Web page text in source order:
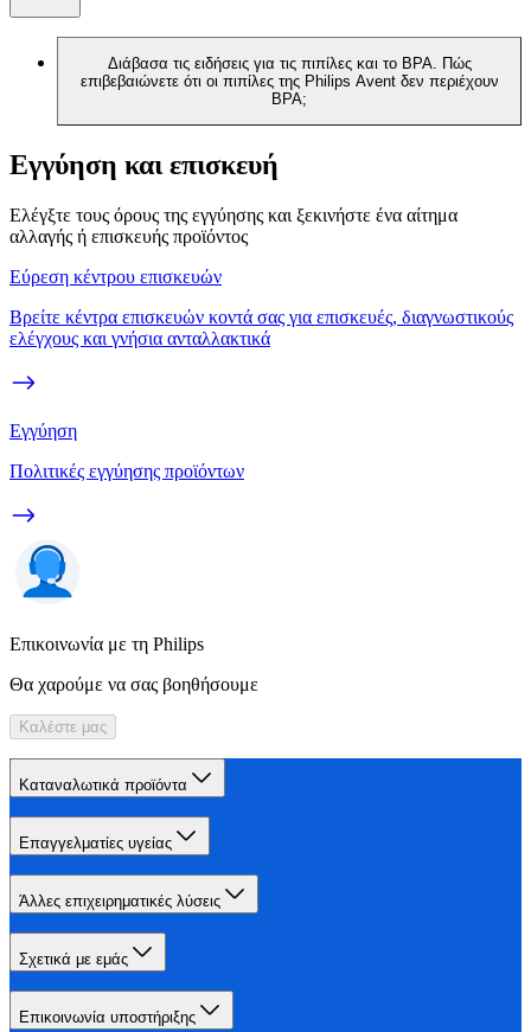
Διάβασα τις ειδήσεις για τις πιπίλες και το BPA. Πώς
επιβεβαιώνετε ότι οι πιπίλες της Philips Avent δεν περιέχουν
BPA;
Εγγύηση και επισκευή
Ελέγξτε τους όρους της εγγύησης και ξεκινήστε ένα αίτημα
αλλαγής ή επισκευής προϊόντος
Εύρεση κέντρου επισκευών
Βρείτε κέντρα επισκευών κοντά σας για επισκευές, διαγνωστικούς
ελέγχους και γνήσια ανταλλακτικά
Εγγύηση
Πολιτικές εγγύησης προϊόντων
Επικοινωνία με τη Philips
Θα χαρούμε να σας βοηθήσουμε
Καλέστε μας
Καταναλωτικά προϊόντα
Επαγγελματίες υγείας
Άλλες επιχειρηματικές λύσεις
Σχετικά με εμάς
Επικοινωνία υποστήριξης